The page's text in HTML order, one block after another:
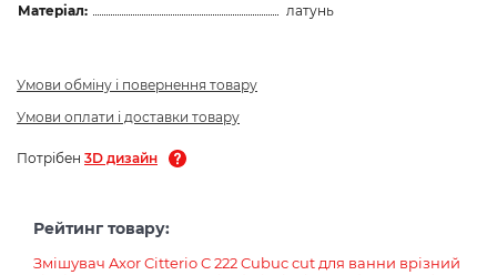
Матеріал:
латунь
Умови обміну і повернення товару
Умови оплати і доставки товару
Потрібен 3D дизайн
Рейтинг товару:
Змішувач Axor Citterio C 222 Cubuc cut для ванни врізний